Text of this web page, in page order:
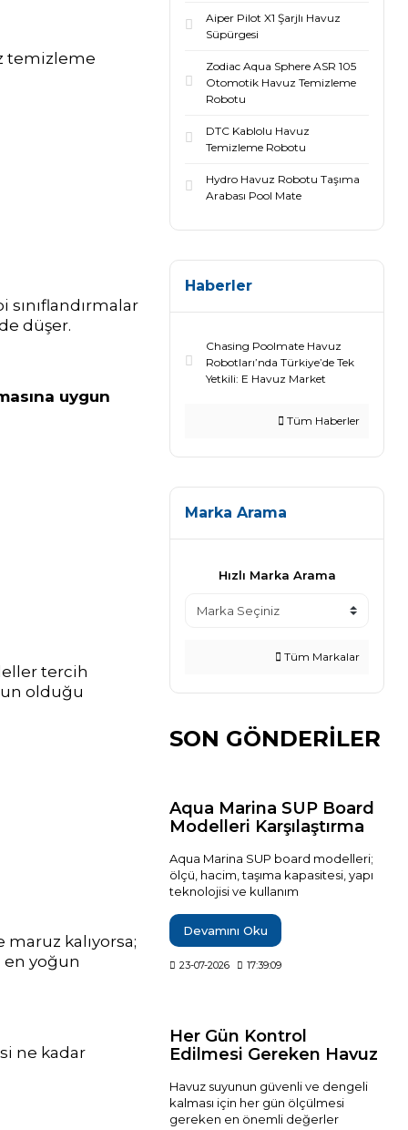
temizleme
sınıflandırmalar
düşer.
uygun
tercih
olduğu
kalıyorsa;
en yoğun
ne kadar
Aiper Pilot X1 Şarjlı Havuz
Süpürgesi
Zodiac Aqua Sphere ASR 105
Otomotik Havuz Temizleme
Robotu
DTC Kablolu Havuz
Temizleme Robotu
Hydro Havuz Robotu Taşıma
Arabası Pool Mate
Haberler
Chasing Poolmate Havuz
Robotları’nda Türkiye’de Tek
Yetkili: E Havuz Market
Tüm Haberler
Marka Arama
Hızlı Marka Arama
Tüm Markalar
SON GÖNDERİLER
Aqua Marina SUP Board
Modelleri Karşılaştırma
Aqua Marina SUP board modelleri;
ölçü, hacim, taşıma kapasitesi, yapı
teknolojisi ve kullanım
hangi modelin hangi kullanıcı
profiline uygun olduğu teknik
Fusion, Monster, Hyper, Coral, Nexus
bilinçli seçebilirsiniz.
Devamını Oku
23-07-2026 17:39:09
Her Gün Kontrol
Edilmesi Gereken Havuz
Havuz suyunun güvenli ve dengeli
kalması için her gün ölçülmesi
gereken en önemli değerler